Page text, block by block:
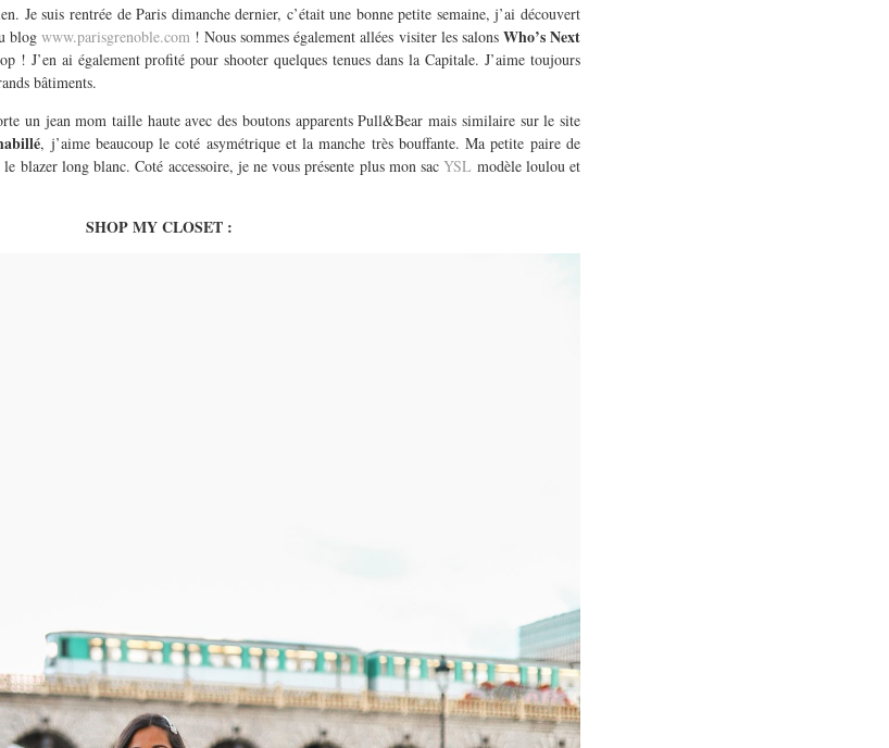
Je suis rentrée de Paris dimanche dernier, c’était une bonne petite semaine, j’ai découvert
blog www.parisgrenoble.com! Nous sommes également allées visiter les salons Who’s Next
! J’en ai également profité pour shooter quelques tenues dans la Capitale. J’aime toujours
bâtiments.
un jean mom taille haute avec des boutons apparents Pull&Bear mais similaire sur le site
, j’aime beaucoup le coté asymétrique et la manche très bouffante. Ma petite paire de
blazer long blanc. Coté accessoire, je ne vous présente plus mon sacYSL modèle loulou et
SHOP MY CLOSET :